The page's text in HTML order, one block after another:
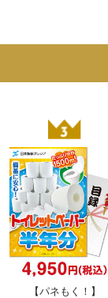
【パネもく！】